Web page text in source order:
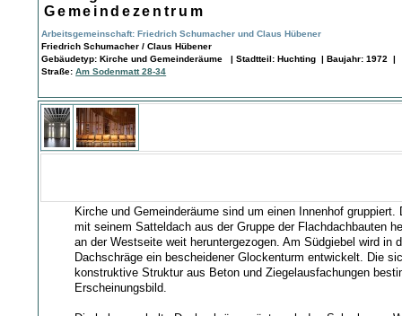
Gemeindezentrum
Arbeitsgemeinschaft: Friedrich Schumacher und Claus Hübener
Friedrich Schumacher / Claus Hübener
Gebäudetyp: Kirche und Gemeinderäume | Stadtteil: Huchting | Baujahr: 1972 |
Straße:Am Sodenmatt 28-34
Kirche und Gemeinderäume sind um einen Innenhof gruppiert.
mit seinem Satteldach aus der Gruppe der Flachdachbauten
an der Westseite weit heruntergezogen. Am Südgiebel wird in
Dachschräge ein bescheidener Glockenturm entwickelt. Die
konstruktive Struktur aus Beton und Ziegelausfachungen
Erscheinungsbild.